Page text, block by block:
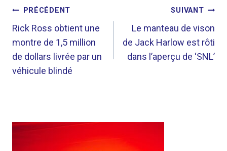
NAVIGATION
DE
L’ARTICLE
PRÉCÉDENT
Rick Ross obtient une
montre de 1,5 million
de dollars livrée par un
véhicule blindé
SUIVANT
Le manteau de vison
de Jack Harlow est rôti
dans l’aperçu de ‘SNL’